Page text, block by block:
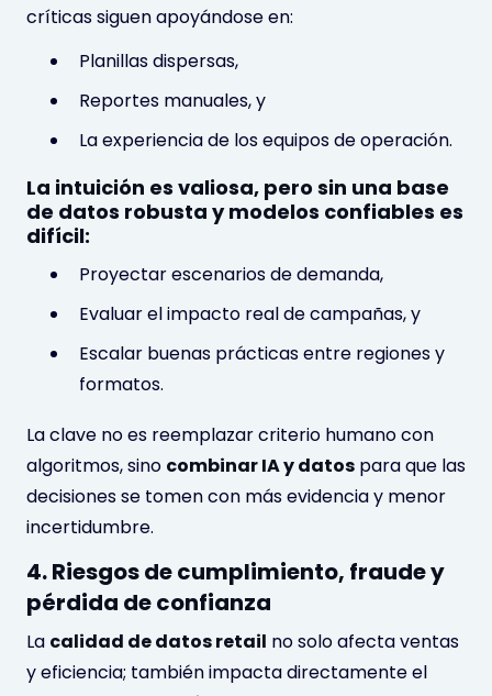
críticas siguen apoyándose en:
Planillas dispersas,
Reportes manuales, y
La experiencia de los equipos de operación.
La intuición es valiosa, pero sin una base
de datos robusta y modelos confiables es
difícil:
Proyectar escenarios de demanda,
Evaluar el impacto real de campañas, y
Escalar buenas prácticas entre regiones y
formatos.
La clave no es reemplazar criterio humano con
algoritmos, sino combinar IA y datos para que las
decisiones se tomen con más evidencia y menor
incertidumbre.
4. Riesgos de cumplimiento, fraude y
pérdida de confianza
La calidad de datos retail no solo afecta ventas
y eficiencia; también impacta directamente el